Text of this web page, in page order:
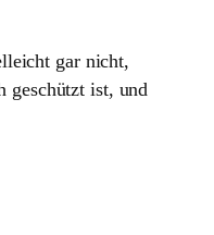
gar nicht,
geschützt ist, und